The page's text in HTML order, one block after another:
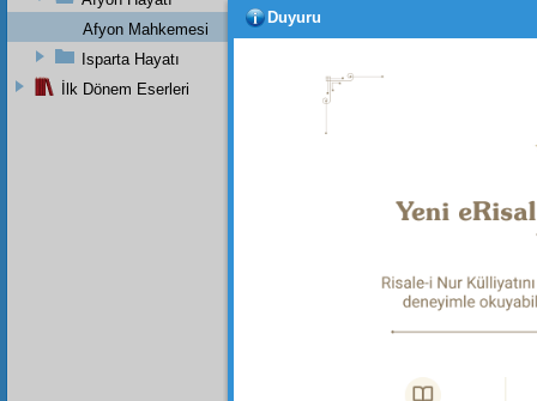
Afyon Mahkemesi
Isparta Hayatı
İlk Dönem Eserleri
Duyuru